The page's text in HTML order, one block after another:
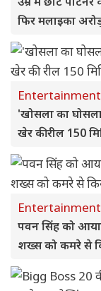
फिर मलाइका
Entertainment
'खोसला का
खेर की रील 150
Entertainment
पवन सिंह को
शख्स को कमरे से